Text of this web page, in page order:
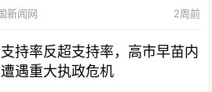
新闻网 2周前
持率反超支持率，高市早苗内
遇重大执政危机